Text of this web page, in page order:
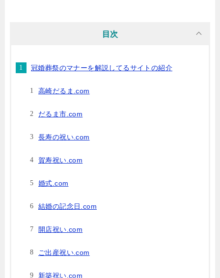
目次
冠婚葬祭のマナーを解説してるサイトの紹介
高崎だるま.com
だるま市.com
長寿の祝い.com
賀寿祝い.com
婚式.com
結婚の記念日.com
開店祝い.com
ご出産祝い.com
新築祝い.com